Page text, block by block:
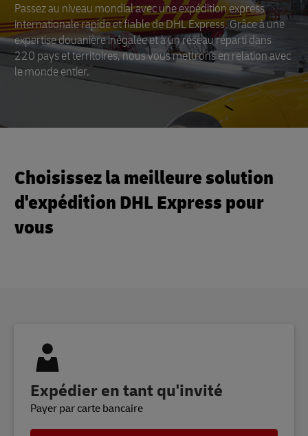
Passez au niveau mondial avec une expédition express
internationale rapide et fiable de DHL Express. Grâce à une
expertise douanière inégalée et à un réseau réparti dans
220 pays et territoires, nous vous mettrons en relation avec
le monde entier.
Choisissez la meilleure solution
d'expédition DHL Express pour
vous
Expédier en tant qu'invité
Payer par carte bancaire